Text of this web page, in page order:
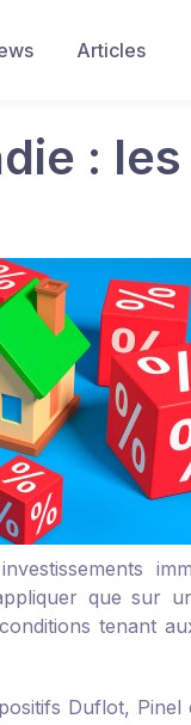
Articles
:
que sur
tenant
Duflot,